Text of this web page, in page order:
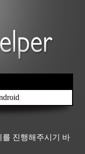
진행해주시기 바